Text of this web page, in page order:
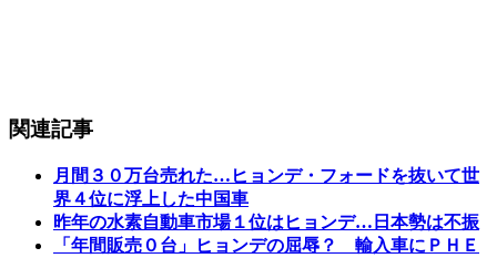
関連記事
月間３０万台売れた…ヒョンデ・フォードを抜いて世
界４位に浮上した中国車
昨年の水素自動車市場１位はヒョンデ…日本勢は不振
「年間販売０台」ヒョンデの屈辱？ 輸入車にＰＨＥ